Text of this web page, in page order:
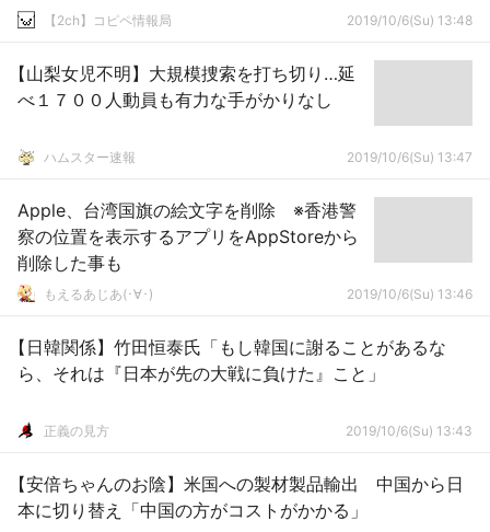
【2ch】コピペ情報局 2019/10/6(Su) 13:48
【山梨女児不明】大規模捜索を打ち切り…延
べ１７００人動員も有力な手がかりなし
ハムスター速報 2019/10/6(Su) 13:47
Apple、台湾国旗の絵文字を削除 ※香港警
察の位置を表示するアプリをAppStoreから
削除した事も
もえるあじあ(･∀･) 2019/10/6(Su) 13:46
【日韓関係】竹田恒泰氏「もし韓国に謝ることがあるな
ら、それは『日本が先の大戦に負けた』こと」
正義の見方 2019/10/6(Su) 13:43
【安倍ちゃんのお陰】米国への製材製品輸出 中国から日
本に切り替え「中国の方がコストがかかる」